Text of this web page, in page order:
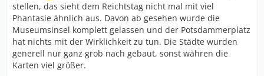
stellen, das sieht dem Reichtstag nicht mal mit viel
Phantasie ähnlich aus. Davon ab gesehen wurde die
Museumsinsel komplett gelassen und der Potsdammerplatz
hat nichts mit der Wirklichkeit zu tun. Die Städte wurden
generell nur ganz grob nach gebaut, sonst währen die
Karten viel größer.